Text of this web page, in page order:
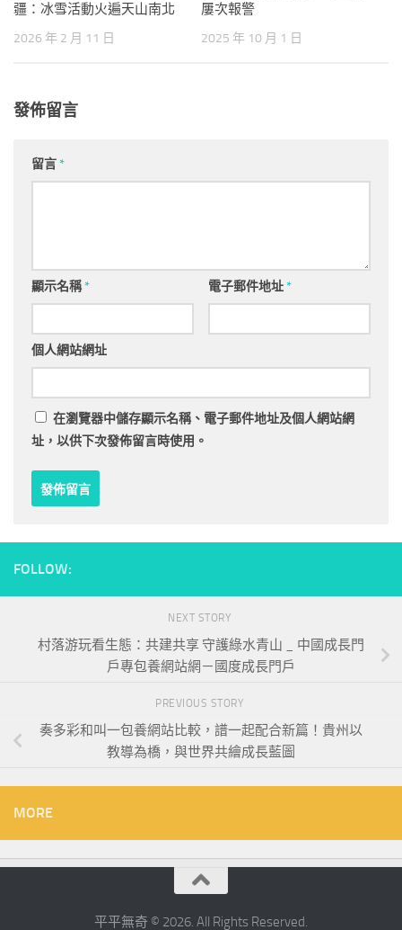
疆：冰雪活動火遍天山南北
2026 年 2 月 11 日
屢次報警
2025 年 10 月 1 日
發佈留言
留言*
顯示名稱* 電子郵件地址*
個人網站網址
在瀏覽器中儲存顯示名稱、電子郵件地址及個人網站網
址，以供下次發佈留言時使用。
FOLLOW:
NEXT STORY
村落游玩看生態：共建共享 守護綠水青山 _ 中國成長門
戶專包養網站網－國度成長門戶
PREVIOUS STORY
奏多彩和叫一包養網站比較，譜一起配合新篇！貴州以
教導為橋，與世界共繪成長藍圖
MORE
平平無奇 © 2026. All Rights Reserved.